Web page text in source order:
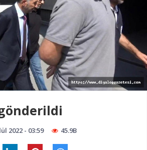
2022 - 03:59 45.9B